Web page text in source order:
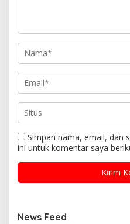
Simpan nama, email, dan
ini untuk komentar saya
News Feed